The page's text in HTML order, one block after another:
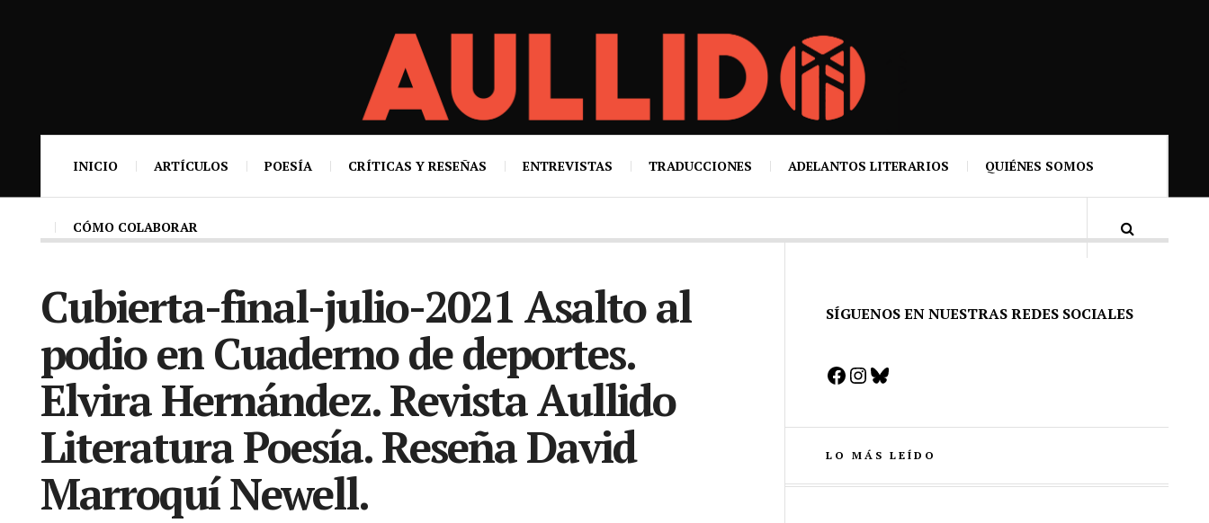
INICIO ARTÍCULOS POESÍA CRÍTICAS Y RESEÑAS ENTREVISTAS TRADUCCIONES ADELANTOS LITERARIOS QUIÉNES SOMOS
CÓMO COLABORAR
Cubierta-final-julio-2021 Asalto al
podio en Cuaderno de deportes.
Elvira Hernández. Revista Aullido
Literatura Poesía. Reseña David
Marroquí Newell.
SÍGUENOS EN NUESTRAS REDES SOCIALES
Facebook
Instagram
Bluesky
LO MÁS LEÍDO